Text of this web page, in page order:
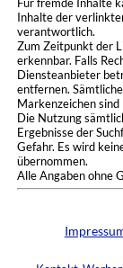
Inhalte der
verantwortlich.
Zum Zeitpunkt der
erkennbar. Falls
Diensteanbieter
entfernen.
Markenzeichen
Die Nutzung
Ergebnisse der
Gefahr. Es wird
übernommen.
Alle Angaben ohne